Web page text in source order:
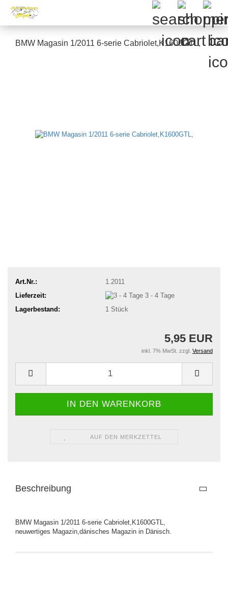
BMW Magasin 1/2011 6-serie Cabriolet,K1600GTL,
Art.Nr.:
1.2011
Lieferzeit:
3 - 4 Tage
Lagerbestand:
1 Stück
5,95 EUR
inkl. 7% MwSt. zzgl. Versand
AUF DEN MERKZETTEL
Beschreibung
BMW Magasin 1/2011 6-serie Cabriolet,K1600GTL,
neuwertiges Magazin,dänisches Magazin in Dänisch.